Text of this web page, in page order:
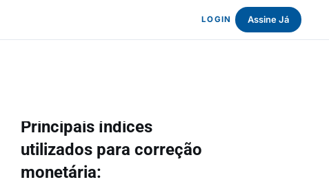
LOGIN Assine Já
Principais índices
utilizados para correção
monetária: